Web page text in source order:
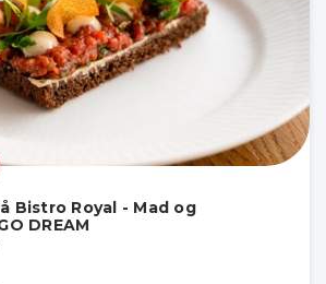
Bistro Royal - Mad og
DREAM